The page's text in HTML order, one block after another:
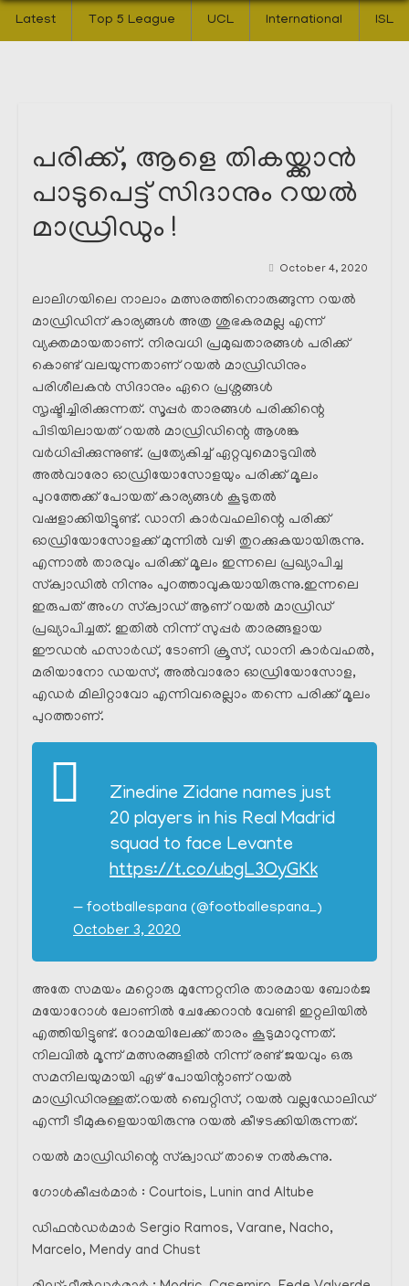
Latest Top 5 League UCL International ISL
പരിക്ക്, ആളെ തികയ്ക്കാൻ
പാടുപെട്ട് സിദാനും റയൽ
മാഡ്രിഡും !
October 4, 2020
ലാലിഗയിലെ നാലാം മത്സരത്തിനൊരുങ്ങുന്ന റയൽ
മാഡ്രിഡിന് കാര്യങ്ങൾ അത്ര ശുഭകരമല്ല എന്ന്
വ്യക്തമായതാണ്. നിരവധി പ്രമുഖതാരങ്ങൾ പരിക്ക്
കൊണ്ട് വലയുന്നതാണ് റയൽ മാഡ്രിഡിനും
പരിശീലകൻ സിദാനും ഏറെ പ്രശ്നങ്ങൾ
സൃഷ്ടിച്ചിരിക്കുന്നത്. സൂപ്പർ താരങ്ങൾ പരിക്കിന്റെ
പിടിയിലായത് റയൽ മാഡ്രിഡിന്റെ ആശങ്ക
വർധിപ്പിക്കുന്നുണ്ട്. പ്രത്യേകിച്ച് ഏറ്റവുമൊടുവിൽ
അൽവാരോ ഓഡ്രിയോസോളയും പരിക്ക് മൂലം
പുറത്തേക്ക് പോയത് കാര്യങ്ങൾ കൂടുതൽ
വഷളാക്കിയിട്ടുണ്ട്. ഡാനി കാർവഹലിന്റെ പരിക്ക്
ഓഡ്രിയോസോളക്ക് മുന്നിൽ വഴി തുറക്കുകയായിരുന്നു.
എന്നാൽ താരവും പരിക്ക് മൂലം ഇന്നലെ പ്രഖ്യാപിച്ച
സ്‌ക്വാഡിൽ നിന്നും പുറത്താവുകയായിരുന്നു.ഇന്നലെ
ഇരുപത് അംഗ സ്‌ക്വാഡ് ആണ് റയൽ മാഡ്രിഡ്‌
പ്രഖ്യാപിച്ചത്. ഇതിൽ നിന്ന് സുപ്പർ താരങ്ങളായ
ഈഡൻ ഹസാർഡ്, ടോണി ക്രൂസ്, ഡാനി കാർവഹൽ,
മരിയാനോ ഡയസ്, അൽവാരോ ഓഡ്രിയോസോള,
എഡർ മിലിറ്റാവോ എന്നിവരെല്ലാം തന്നെ പരിക്ക് മൂലം
പുറത്താണ്.
Zinedine Zidane names just
20 players in his Real Madrid
squad to face Levante
https://t.co/ubgL3OyGKk
— footballespana (@footballespana_)
October 3, 2020
അതേ സമയം മറ്റൊരു മുന്നേറ്റനിര താരമായ ബോർജ
മയോറോൾ ലോണിൽ ചേക്കേറാൻ വേണ്ടി ഇറ്റലിയിൽ
എത്തിയിട്ടുണ്ട്. റോമയിലേക്ക് താരം കൂടുമാറുന്നത്.
നിലവിൽ മൂന്ന് മത്സരങ്ങളിൽ നിന്ന് രണ്ട് ജയവും ഒരു
സമനിലയുമായി ഏഴ് പോയിന്റാണ് റയൽ
മാഡ്രിഡിനുള്ളത്.റയൽ ബെറ്റിസ്, റയൽ വല്ലഡോലിഡ്
എന്നീ ടീമുകളെയായിരുന്നു റയൽ കീഴടക്കിയിരുന്നത്.
റയൽ മാഡ്രിഡിന്റെ സ്‌ക്വാഡ് താഴെ നൽകുന്നു.
ഗോൾകീപ്പർമാർ : Courtois, Lunin and Altube
ഡിഫൻഡർമാർ Sergio Ramos, Varane, Nacho,
Marcelo, Mendy and Chust